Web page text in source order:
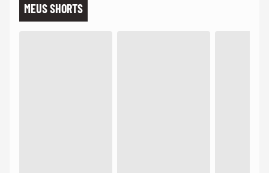
MEUS SHORTS